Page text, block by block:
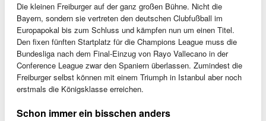
Die kleinen Freiburger auf der ganz großen Bühne. Nicht die
Bayern, sondern sie vertreten den deutschen Clubfußball im
Europapokal bis zum Schluss und kämpfen nun um einen Titel.
Den fixen fünften Startplatz für die Champions League muss die
Bundesliga nach dem Final-Einzug von Rayo Vallecano in der
Conference League zwar den Spaniern überlassen. Zumindest die
Freiburger selbst können mit einem Triumph in Istanbul aber noch
erstmals die Königsklasse erreichen.
Schon immer ein bisschen anders